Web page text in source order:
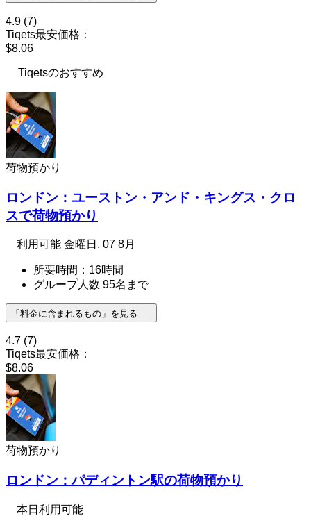
4.9 (7)
Tiqets最安価格：
$8.06
Tiqetsのおすすめ
荷物預かり
ロンドン：ユーストン・アンド・キングス・クロ
スで荷物預かり
利用可能 金曜日, 07 8月
所要時間：16時間
グループ人数 95名まで
「料金に含まれるもの」を見る
4.7 (7)
Tiqets最安価格：
$8.06
荷物預かり
ロンドン：パディントン駅の荷物預かり
本日利用可能